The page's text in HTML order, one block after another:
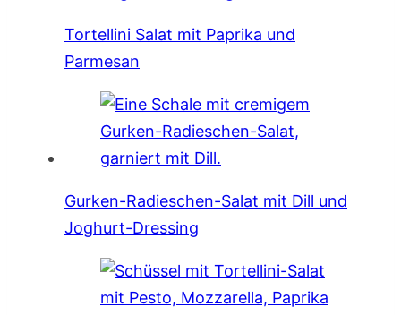
Tortellini Salat mit Paprika und
Parmesan
Gurken-Radieschen-Salat mit Dill und
Joghurt-Dressing